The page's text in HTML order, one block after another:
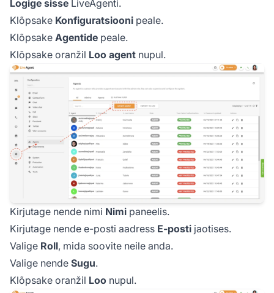
Logige sisse LiveAgenti.
Klõpsake Konfiguratsiooni peale.
Klõpsake Agentide peale.
Klõpsake oranžil Loo agent nupul.
Kirjutage nende nimi Nimi paneelis.
Kirjutage nende e-posti aadress E-posti jaotises.
Valige Roll, mida soovite neile anda.
Valige nende Sugu.
Klõpsake oranžil Loo nupul.